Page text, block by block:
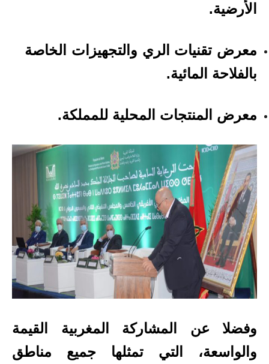
الأرضية.
معرض تقنيات الري والتجهيزات الخاصة
بالفلاحة المائية.
معرض المنتجات المحلية للمملكة.
وفضلا عن المشاركة المغربية القيمة
والواسعة، التي تمثلها جميع مناطق